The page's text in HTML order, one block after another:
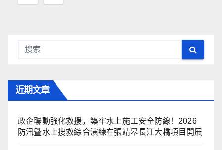
导
近期文章
政企聯動強化救援，築牢水上施工安全防線！2026
防汛暨水上搜救綜合演練在張靖皋長江大橋項目開展